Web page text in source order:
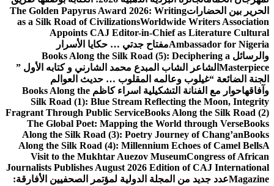
الحرير بين الحضاراتThe Golden Papyrus Award 2026: Writing
as a Silk Road of CivilizationsWorldwide Writers Association
Appoints CAJ Editor-in-Chief as Literature Cultural
Ambassador for Nigeriaمفتاح جدتي … حكايا الأسرار
والرسائل Books Along the Silk Road (5): Deciphering a
Masterpiece الشاعر الشاب المبدع محمد الشارني و كتابه الأول ”
الجنة الضائعة “غيلوب وعالمه المقلوب … حديث العوالم
وآفاقهاحوار مع الفنانة التشكيلية اسراء كاظم Books Along the
Silk Road (1): Blue Stream Reflecting the Moon, Integrity
Fragrant Through Public ServiceBooks Along the Silk Road (2)
The Global Poet: Mapping the World through VerseBooks
Along the Silk Road (3): Poetry Journey of Chang’anBooks
Along the Silk Road (4): Millennium Echoes of Camel BellsA
Visit to the Mukhtar Auezov MuseumCongress of African
Journalists Publishes August 2026 Edition of CAJ International
Magazineعدد جديد من المجلة الدولية لمؤتمر الصحفيين الأفارقة: